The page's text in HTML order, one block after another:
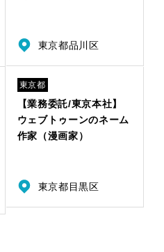
東京都品川区
東京都
【業務委託/東京本社】
ウェブトゥーンのネーム
作家（漫画家）
東京都目黒区